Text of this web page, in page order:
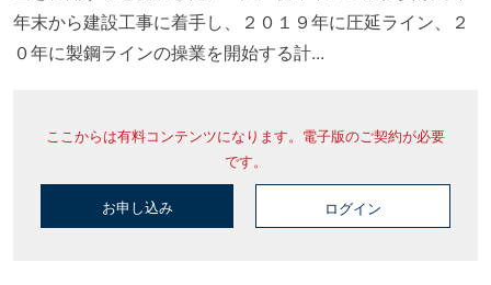
年末から建設工事に着手し、２０１９年に圧延ライン、２
０年に製鋼ラインの操業を開始する計...
ここからは有料コンテンツになります。電子版のご契約が必要
です。
お申し込み ログイン